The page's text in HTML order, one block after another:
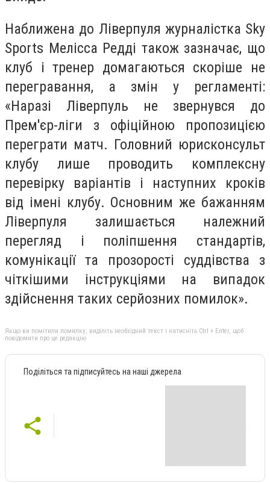
Наближена до Ліверпуля журналістка Sky
Sports Мелісса Редді також зазначає, що
клуб і тренер домагаються скоріше не
перегравання, а змін у регламенті:
«Наразі Ліверпуль не звернувся до
Прем'єр-ліги з офіційною пропозицією
переграти матч. Головний юрисконсульт
клубу лише проводить комплексну
перевірку варіантів і наступних кроків
від імені клубу. Основним же бажанням
Ліверпуля залишається належний
перегляд і поліпшення стандартів,
комунікації та прозорості суддівства з
чіткішими інструкціями на випадок
здійснення таких серйозних помилок».
Якщо ви помітили помилку, виділіть необхідний текст і натисніть Ctrl + Enter, щоб
повідомити про це редакцію
Поділіться та підписуйтесь на наші джерела